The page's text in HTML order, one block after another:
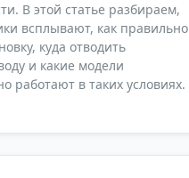
В этой статье разбираем,
всплывают, как правильно
куда отводить
и какие модели
работают в таких условиях.